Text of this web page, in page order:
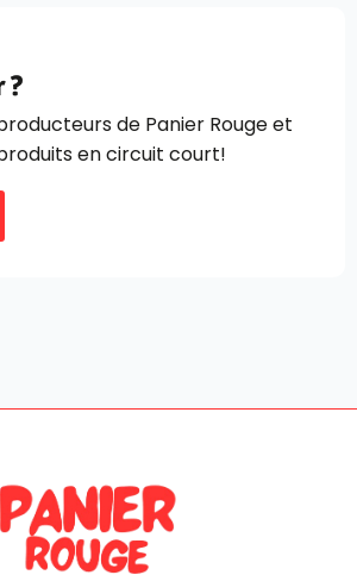
?
de Panier Rouge et
en circuit court!